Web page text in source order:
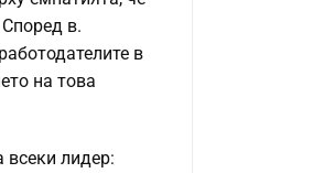
в.
в
на това
всеки лидер: